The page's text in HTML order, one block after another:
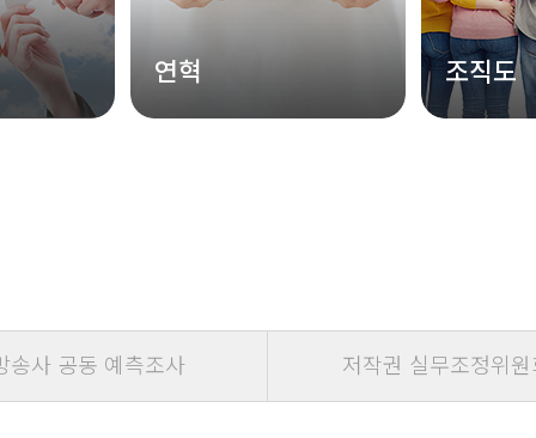
연혁 조직도
송사 공동 예측조사 저작권 실무조정위